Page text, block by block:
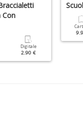
Con
Digitale
2.90 €